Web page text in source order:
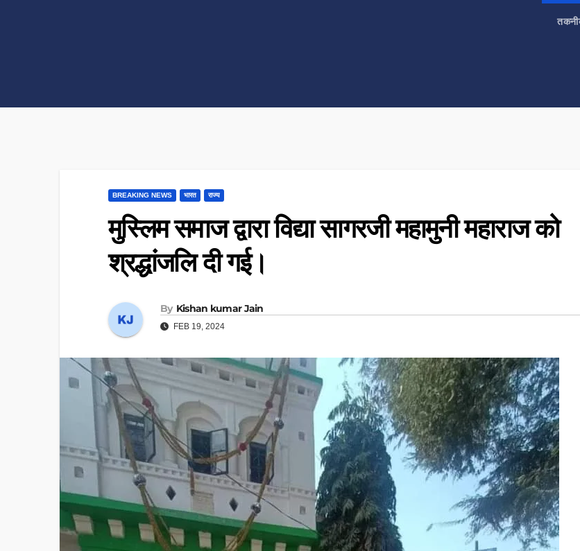
BREAKING NEWS भारत राज्य
मुस्लिम समाज द्वारा विद्या सागरजी महामुनी महाराज को
श्रद्धांजलि दी गई।
By Kishan kumar Jain
FEB 19, 2024